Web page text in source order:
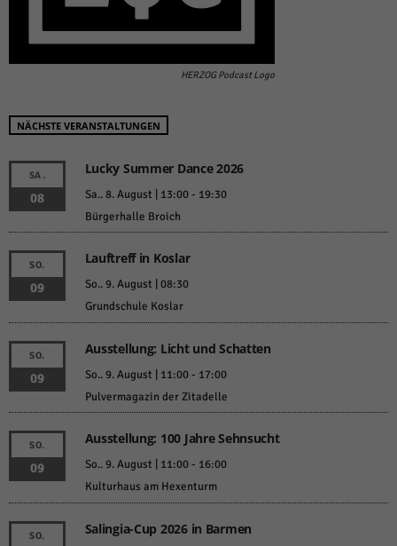
HERZOG Podcast Logo
NÄCHSTE VERANSTALTUNGEN
SA.
08
Lucky Summer Dance 2026
Sa.. 8. August | 13:00- 19:30
Bürgerhalle Broich
SO.
09
Lauftreff in Koslar
So.. 9. August | 08:30
Grundschule Koslar
SO.
09
Ausstellung: Licht und Schatten
So.. 9. August | 11:00- 17:00
Pulvermagazin der Zitadelle
SO.
09
Ausstellung: 100 Jahre Sehnsucht
So.. 9. August | 11:00- 16:00
Kulturhaus am Hexenturm
SO. Salingia-Cup 2026 in Barmen